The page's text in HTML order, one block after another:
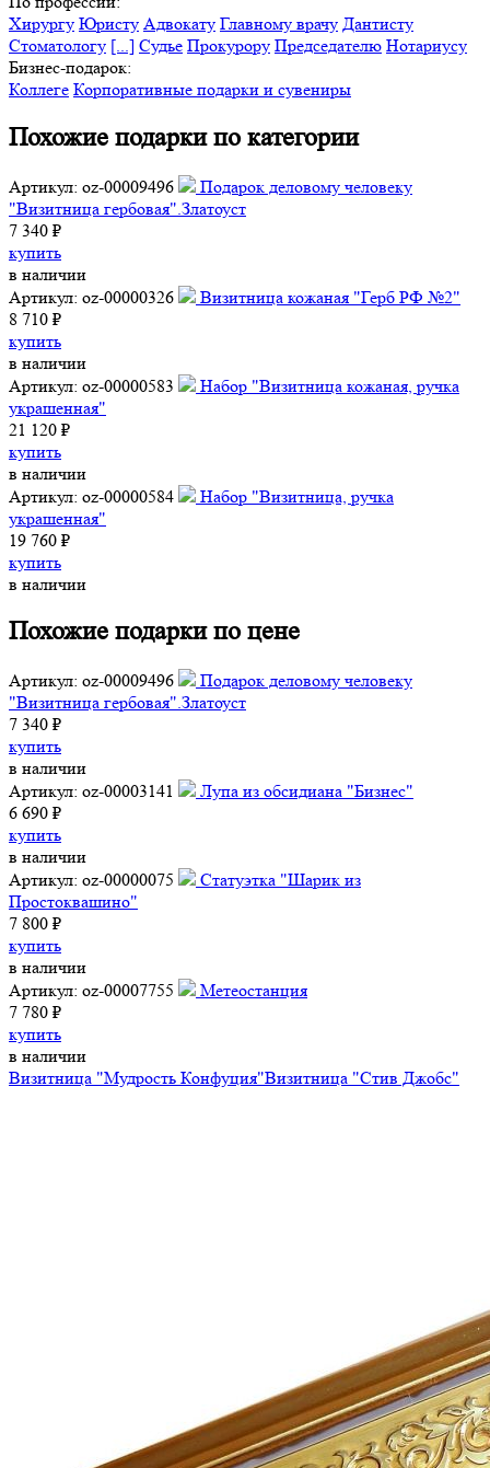
Хирургу Юристу Адвокату Главному врачу Дантисту
Стоматологу [...] Судье Прокурору Председателю Нотариусу
Бизнес-подарок:
Коллеге Корпоративные подарки и сувениры
Похожие подарки по категории
Артикул: oz-00009496
Подарок деловому человеку
"Визитница гербовая".Златоуст
7 340 ₽
купить
в наличии
Артикул: oz-00000326
Визитница кожаная "Герб РФ №2"
8 710 ₽
купить
в наличии
Артикул: oz-00000583
Набор "Визитница кожаная, ручка
украшенная"
21 120 ₽
купить
в наличии
Артикул: oz-00000584
Набор "Визитница, ручка
украшенная"
19 760 ₽
купить
в наличии
Похожие подарки по цене
Артикул: oz-00009496
Подарок деловому человеку
"Визитница гербовая".Златоуст
7 340 ₽
купить
в наличии
Артикул: oz-00003141
Лупа из обсидиана "Бизнес"
6 690 ₽
купить
в наличии
Артикул: oz-00000075
Статуэтка "Шарик из
Простоквашино"
7 800 ₽
купить
в наличии
Артикул: oz-00007755
Метеостанция
7 780 ₽
купить
в наличии
Визитница "Мудрость Конфуция"Визитница "Стив Джобс"